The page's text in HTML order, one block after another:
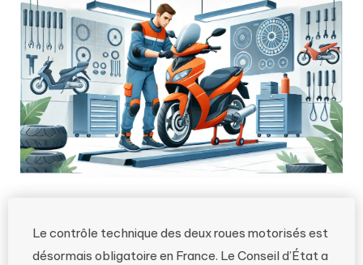
Le contrôle technique des deux roues motorisés est
désormais obligatoire en France. Le Conseil d’État a